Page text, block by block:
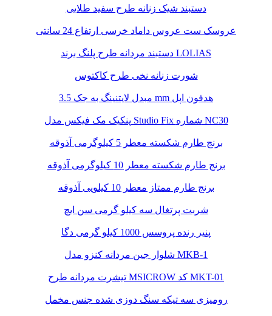
دستبند شیک زنانه طرح سفید طلایی
عروسک ست عروس داماد خرسی ارتفاع 24 سانتی
دستبند مردانه طرح پلنگ برند LOLIAS
شورت زنانه نخی طرح کاکتوس
مبدل لایتنینگ به جک 3.5 mm هدفون اپل
پنکیک مک فیکس مدل Studio Fix شماره NC30
برنج طارم شکسته معطر 5 کیلوگرمی آذوقه
برنج طارم شکسته معطر 10 کیلوگرمی آذوقه
برنج طارم ممتاز معطر 10 کیلویی آذوقه
شربت پرتغال سه کیلو گرمی سن ایچ
پنیر رنده پروسس 1000 کیلو گرمی دگا
شلوار جین مردانه کنزو مدل MKB-1
تیشرت مردانه طرح MSICROW کد MKT-01
رومیزی سه تیکه سنگ دوزی شده جنس مخمل